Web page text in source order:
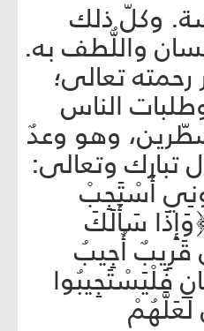
وكلّ ذلك
واللُّطف به.
تعالى؛
الناس
وهو وعدٌ
تبارك وتعالى:
أَسْتَجِبْ
سَأَلَكَ
قَرِيبٌ أُجِيبُ
فَلْيَسْتَجِيبُوا
لَعَلَّهُمْ